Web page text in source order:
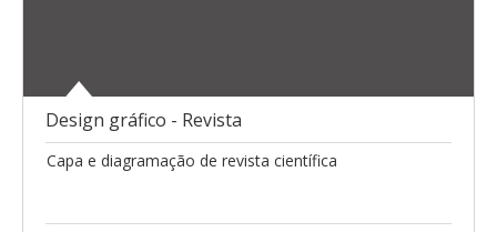
Design gráfico - Revista
Capa e diagramação de revista científica